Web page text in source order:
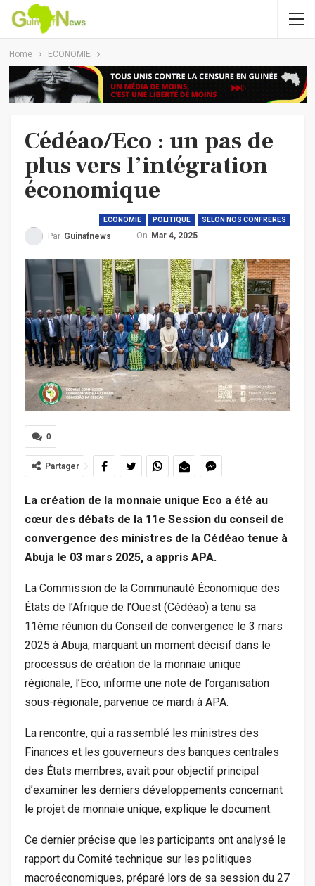
Home ECONOMIE
Cédéao/Eco : un pas de
plus vers l’intégration
économique
ECONOMIE POLITIQUE SELON NOS CONFRERES
Par Guinafnews On Mar 4, 2025
0
Partager
La création de la monnaie unique Eco a été au
cœur des débats de la 11e Session du conseil de
convergence des ministres de la Cédéao tenue à
Abuja le 03 mars 2025, a appris APA.
La Commission de la Communauté Économique des
États de l’Afrique de l’Ouest (Cédéao) a tenu sa
11ème réunion du Conseil de convergence le 3 mars
2025 à Abuja, marquant un moment décisif dans le
processus de création de la monnaie unique
régionale, l’Eco, informe une note de l’organisation
sous-régionale, parvenue ce mardi à APA.
La rencontre, qui a rassemblé les ministres des
Finances et les gouverneurs des banques centrales
des États membres, avait pour objectif principal
d’examiner les derniers développements concernant
le projet de monnaie unique, explique le document.
Ce dernier précise que les participants ont analysé le
rapport du Comité technique sur les politiques
macroéconomiques, préparé lors de sa session du 27